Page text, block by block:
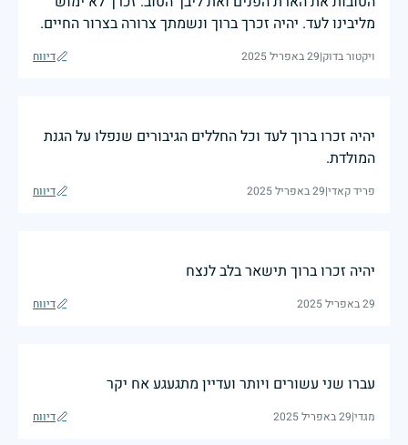
מליבינו לעד. יהיה זכרך ברוך ונשמתך צרורה בצרור החיים.
ויקטור בדוק|29 באפריל 2025 דיווח
יהיה זכרו ברוך לעד וכל החללים הגיבורים שנפלו על הגנת
המולדת.
פריד קאדי|29 באפריל 2025 דיווח
יהיה זכרו ברוך תישאר בלב לנצח
29 באפריל 2025 דיווח
עברו שני עשורים ויותר ועדיין מתגעגע אח יקר
מגדי|29 באפריל 2025 דיווח